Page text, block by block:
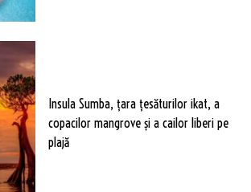
Insula Sumba, țara țesăturilor ikat, a
copacilor mangrove și a cailor liberi pe
plajă